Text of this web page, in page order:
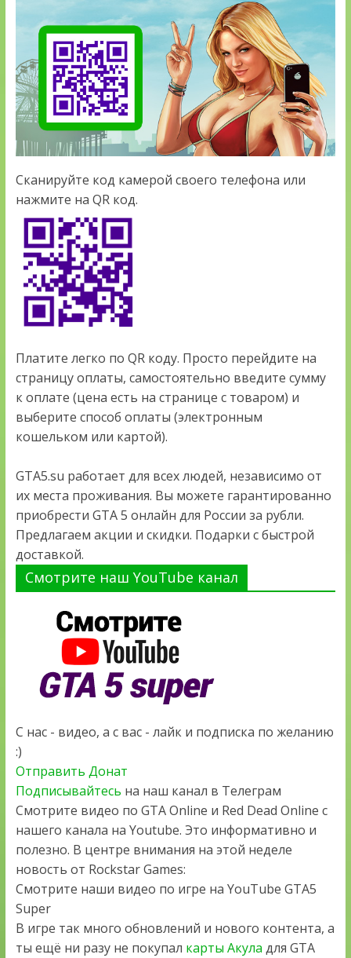
Сканируйте код камерой своего телефона или
нажмите на QR код.
Платите легко по QR коду. Просто перейдите на
страницу оплаты, самостоятельно введите сумму
к оплате (цена есть на странице с товаром) и
выберите способ оплаты (электронным
кошельком или картой).
GTA5.su работает для всех людей, независимо от
их места проживания. Вы можете гарантированно
приобрести GTA 5 онлайн для России за рубли.
Предлагаем акции и скидки. Подарки с быстрой
доставкой.
Смотрите наш YouTube канал
С нас - видео, а с вас - лайк и подписка по желанию
:)
Отправить Донат
Подписывайтесь на наш канал в Телеграм
Смотрите видео по GTA Online и Red Dead Online с
нашего канала на Youtube. Это информативно и
полезно. В центре внимания на этой неделе
новость от Rockstar Games:
Смотрите наши видео по игре на YouTube GTA5
Super
В игре так много обновлений и нового контента, а
ты ещё ни разу не покупал карты Акула для GTA